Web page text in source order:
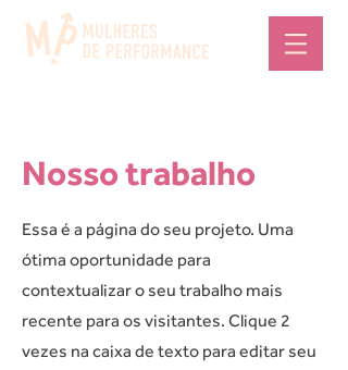
Nosso trabalho
Essa é a página do seu projeto. Uma
ótima oportunidade para
contextualizar o seu trabalho mais
recente para os visitantes. Clique 2
vezes na caixa de texto para editar seu